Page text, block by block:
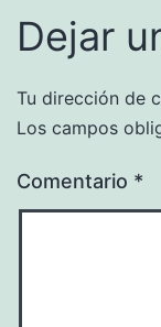
Dejar
Tu dirección de
Los campos
Comentario *